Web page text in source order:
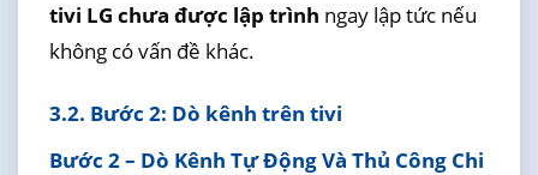
tivi LG chưa được lập trình ngay lập tức nếu
không có vấn đề khác.
3.2. Bước 2: Dò kênh trên tivi
Bước 2 – Dò Kênh Tự Động Và Thủ Công Chi